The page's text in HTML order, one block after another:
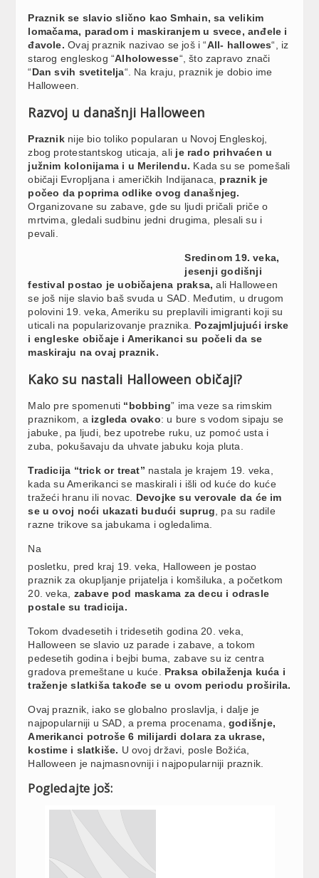
Praznik se slavio slično kao Smhain, sa velikim
lomačama, paradom i maskiranjem u svece, anđele i
đavole. Ovaj praznik nazivao se još i “All- hallowes“, iz
starog engleskog “Alholowesse“, što zapravo znači
“Dan svih svetitelja“. Na kraju, praznik je dobio ime
Halloween.
Razvoj u današnji Halloween
Prazniknije bio toliko popularan u Novoj Engleskoj,
zbog protestantskog uticaja, ali je rado prihvaćen u
južnim kolonijama i u Merilendu. Kada su se pomešali
običaji Evropljana i američkih Indijanaca, praznik je
počeo da poprima odlike ovog današnjeg.
Organizovane su zabave, gde su ljudi pričali priče o
mrtvima, gledali sudbinu jedni drugima, plesali su i
pevali.
Sredinom 19. veka,
jesenji godišnji
festival postao je uobičajena praksa, ali Halloween
se još nije slavio baš svuda u SAD. Međutim, u drugom
polovini 19. veka, Ameriku su preplavili imigranti koji su
uticali na popularizovanje praznika. Pozajmljujući irske
i engleske običaje i Amerikanci su počeli da se
maskiraju na ovaj praznik.
Kako su nastali Halloween običaji?
Malo pre spomenuti “bobbing” ima veze sa rimskim
praznikom, a izgleda ovako: u bure s vodom sipaju se
jabuke, pa ljudi, bez upotrebe ruku, uz pomoć usta i
zuba, pokušavaju da uhvate jabuku koja pluta.
Tradicija “trick or treat” nastala je krajem 19. veka,
kada su Amerikanci se maskirali i išli od kuće do kuće
tražeći hranu ili novac. Devojke su verovale da će im
se u ovoj noći ukazati budući suprug , pa su radile
razne trikove sa jabukama i ogledalima.
Na
posletku, pred kraj 19. veka, Halloween je postao
praznik za okupljanje prijatelja i komšiluka, a početkom
20. veka, zabave pod maskama za decu i odrasle
postale su tradicija.
Tokom dvadesetih i tridesetih godina 20. veka,
Halloween se slavio uz parade i zabave, a tokom
pedesetih godina i bejbi buma, zabave su iz centra
gradova premeštane u kuće. Praksa obilaženja kuća i
traženje slatkiša takođe se u ovom periodu proširila.
Ovaj praznik, iako se globalno proslavlja, i dalje je
najpopularniji u SAD, a prema procenama,godišnje,
Amerikanci potroše 6 milijardi dolara za ukrase,
kostime i slatkiše. U ovoj državi, posle Božića,
Halloween je najmasnovniji i najpopularniji praznik.
Pogledajte još: